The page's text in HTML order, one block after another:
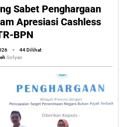
Sulteng
Sabet
Terbaik
Sabet Penghargaan
Apresiasi Cashless
BPN
oleh
Sofyan
-
44 Dilihat
Sofyan